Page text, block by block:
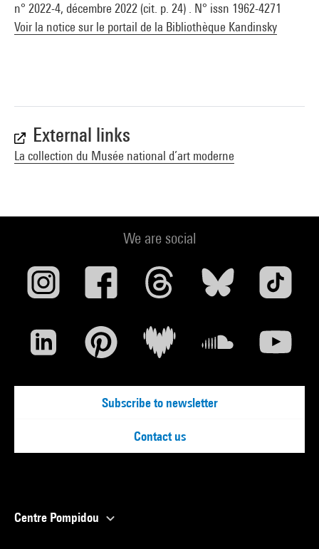
n° 2022-4, décembre 2022 (cit. p. 24) . N° issn 1962-4271
Voir la notice sur le portail de la Bibliothèque Kandinsky
External links
La collection du Musée national d’art moderne
We are social
Subscribe to newsletter
Contact us
Centre Pompidou